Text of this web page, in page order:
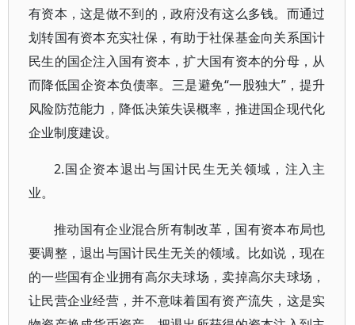
有资本，这是做不到的，政府没有这么多钱。而通过
划转国有资本充实社保，有助于社保基金向关系国计
民生的国企注入国有资本，扩大国有资本的分母，从
而降低国企资本负债率。三是避免“一股独大”，提升
风险防范能力，降低决策失误概率，推进国企现代化
企业制度建设。
2.国企资本退出与国计民生无关领域，注入主
业。
推动国有企业混合所有制改革，国有资本布局也
要调整，退出与国计民生无关的领域。比如说，现在
的一些国有企业拥有高尔夫球场，卖掉高尔夫球场，
让民营企业经营，并不意味着国有资产流失，这是实